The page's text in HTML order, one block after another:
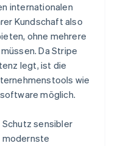
internationalen
Kundschaft also
ohne mehrere
Da Stripe
legt, ist die
wie
möglich.
sensibler